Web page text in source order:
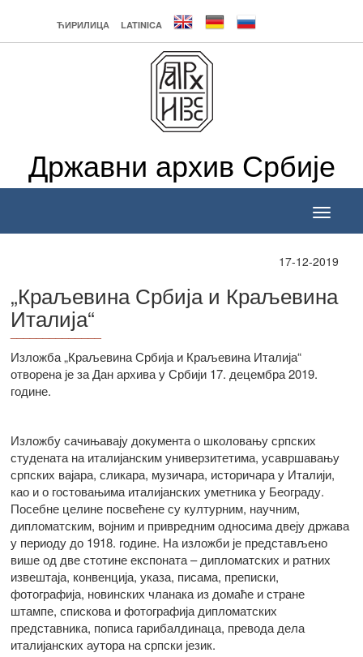
ЋИРИЛИЦА LATINICA
Државни архив Србије
Toggle
17-12-2019
„Краљевина Србија и Краљевина
Италија“
______________
Изложба „Краљевина Србија и Краљевина Италија“
отворена је за Дан архива у Србији 17. децембра 2019.
године.
Изложбу сачињавају документа о школовању српских
студената на италијанским универзитетима, усавршавању
српских вајара, сликара, музичара, историчара у Италији,
као и о гостовањима италијанских уметника у Београду.
Посебне целине посвећене су културним, научним,
дипломатским, војним и привредним односима двеју држава
у периоду до 1918. године. На изложби је представљено
више од две стотине експоната – дипломатских и ратних
извештаја, конвенција, указа, писама, преписки,
фотографија, новинских чланака из домаће и стране
штампе, спискова и фотографија дипломатских
представника, пописа гарибалдинаца, превода дела
италијанских аутора на српски језик.